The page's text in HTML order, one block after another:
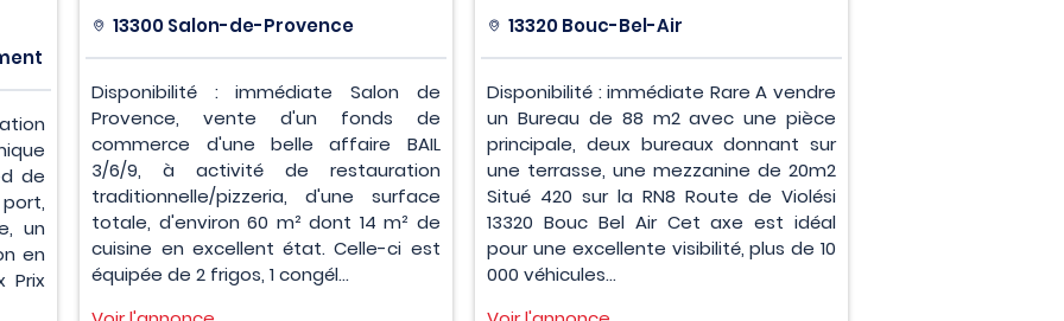
de
un
en
Prix
13300 Salon-de-Provence
Disponibilité : immédiate Salon de
Provence, vente d'un fonds de
commerce d'une belle affaire BAIL
3/6/9, à activité de restauration
traditionnelle/pizzeria, d'une surface
totale, d'environ 60 m² dont 14 m² de
cuisine en excellent état. Celle-ci est
équipée de 2 frigos, 1 congél...
13320 Bouc-Bel-Air
Disponibilité : immédiate Rare A vendre
un Bureau de 88 m2 avec une pièce
principale, deux bureaux donnant sur
une terrasse, une mezzanine de 20m2
Situé 420 sur la RN8 Route de Violési
13320 Bouc Bel Air Cet axe est idéal
pour une excellente visibilité, plus de 10
000 véhicules...